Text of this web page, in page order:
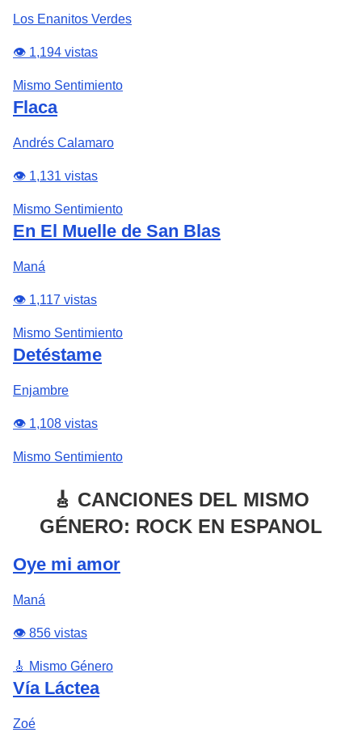
Los Enanitos Verdes
👁️ 1,194 vistas
Mismo Sentimiento
Flaca
Andrés Calamaro
👁️ 1,131 vistas
Mismo Sentimiento
En El Muelle de San Blas
Maná
👁️ 1,117 vistas
Mismo Sentimiento
Detéstame
Enjambre
👁️ 1,108 vistas
Mismo Sentimiento
🎸 CANCIONES DEL MISMO
GÉNERO: ROCK EN ESPANOL
Oye mi amor
Maná
👁️ 856 vistas
🎸 Mismo Género
Vía Láctea
Zoé